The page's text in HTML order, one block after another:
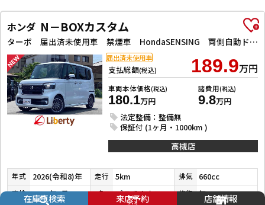
ホンダ N－BOXカスタム
ターボ 届出済未使用車 禁煙車 HondaSENSING 両側自動ドア アダプティブクルーズコントロール 電子パーキング 革巻きステアリング パドルシフト 前席シートヒーター LEDヘッドライト スマートキー
支払総額(税込) 189.9万円
車両本体価格(税込)
180.1万円
諸費用(税込)
9.8万円
法定整備：整備無
保証付 (1ヶ月・1000km )
届出済未使用車
高槻店
年式 2026(令和8)年 走行 5km 排気 660cc
車検 2029年7月 色 プラチナホワイトパール 修復 無
在庫車検索 来店予約 店舗情報